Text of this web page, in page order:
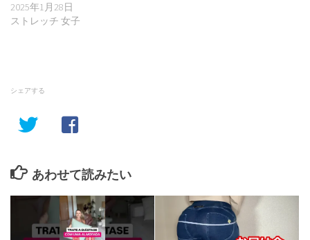
2025年1月28日
ストレッチ 女子
シェアする
あわせて読みたい